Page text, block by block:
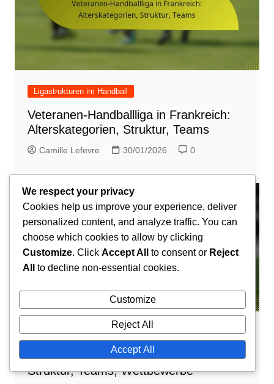
Ligastrukturen im Handball
Veteranen-Handballliga in Frankreich:
Alterskategorien, Struktur, Teams
Camille Lefevre 30/01/2026 0
Ligastrukturen im Handball
Frauenhandballliga in Frankreich:
Struktur, Teams, Wettbewerbe
We respect your privacy
Cookies help us improve your experience, deliver
personalized content, and analyze traffic. You can
choose which cookies to allow by clicking
Customize. Click Accept All to consent or Reject
All
to decline non-essential cookies.
Customize
Reject All
Accept All